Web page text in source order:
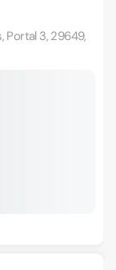
Portal 3, 29649,